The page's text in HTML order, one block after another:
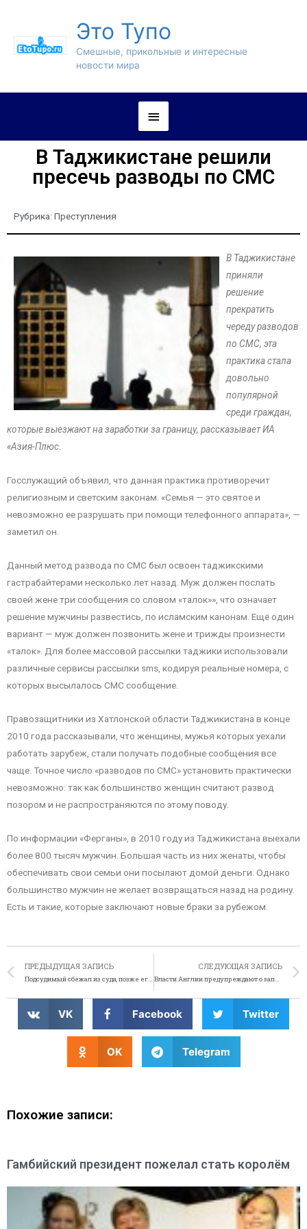
Это Тупо
Смешные, прикольные и интересные
новости мира
В Таджикистане решили
пресечь разводы по СМС
Рубрика: Преступления
В Таджикистане
приняли
решение
прекратить
череду разводов
по СМС, эта
практика стала
довольно
популярной
среди граждан,
которые выезжают на заработки за границу, рассказывает ИА
«Азия-Плюс.
Госслужащий объявил, что данная практика противоречит
религиозным и светским законам. «Семья — это святое и
невозможно ее разрушать при помощи телефонного аппарата», —
заметил он.
Данный метод развода по СМС был освоен таджикскими
гастрабайтерами несколько лет назад. Муж должен послать
своей жене три сообщения со словом «талок»», что означает
решение мужчины развестись, по исламским канонам. Ещё один
вариант — муж должен позвонить жене и трижды произнести
«талок». Для более массовой рассылки таджики использовали
различные сервисы рассылки sms, кодируя реальные номера, с
которых высылалось СМС сообщение.
Правозащитники из Хатлонской области Таджикистана в конце
2010 года рассказывали, что женщины, мужья которых уехали
работать зарубеж, стали получать подобные сообщения все
чаще. Точное число «разводов по СМС» установить практически
невозможно: так как большинство женщин считают развод
позором и не распространяются по этому поводу.
По информации «Ферганы», в 2010 году из Таджикистана выехали
более 800 тысяч мужчин. Большая часть из них женаты, чтобы
обеспечивать свои семьи они посылают домой деньги. Однако
большинство мужчин не желает возвращаться назад на родину.
Есть и такие, которые заключают новые браки за рубежом.
ПРЕДЫДУЩАЯ ЗАПИСЬ
Подсудимый сбежал из суда, позже его признали невиновным
СЛЕДУЮЩАЯ ЗАПИСЬ
Власти Англии предупреждают о запрете на поедание лошадей
VK Facebook Twitter
OK Telegram
Похожие записи:
Гамбийский президент пожелал стать королём